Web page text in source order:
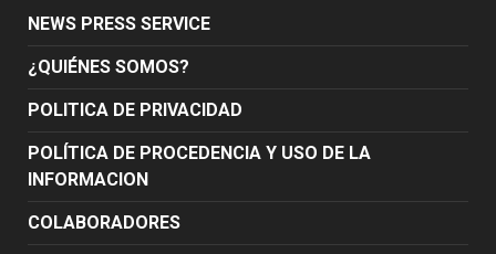
NEWS PRESS SERVICE
¿QUIÉNES SOMOS?
POLITICA DE PRIVACIDAD
POLÍTICA DE PROCEDENCIA Y USO DE LA
INFORMACION
COLABORADORES